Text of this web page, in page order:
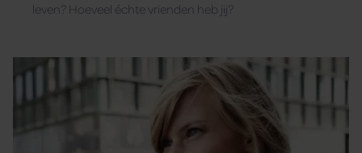
leven? Hoeveel échte vrienden heb jij?